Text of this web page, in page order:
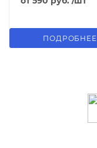
ПОДРОБНЕЕ